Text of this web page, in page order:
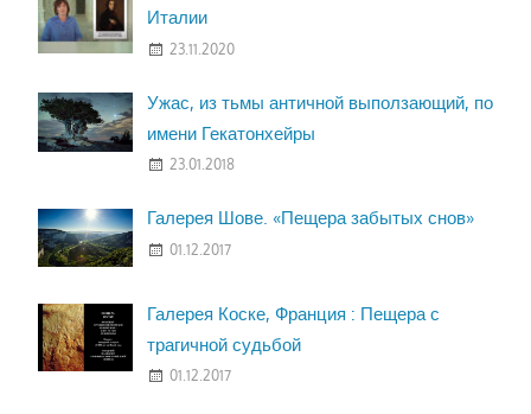
Италии
23.11.2020
Ужас, из тьмы античной выползающий, по
имени Гекатонхейры
23.01.2018
Галерея Шове. «Пещера забытых снов»
01.12.2017
Галерея Коске, Франция : Пещера с
трагичной судьбой
01.12.2017